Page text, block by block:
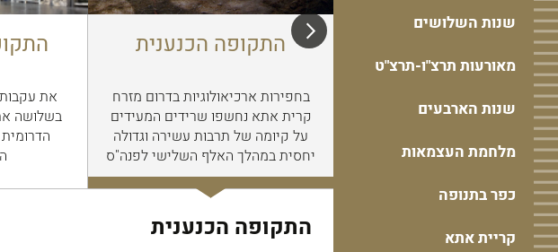
שנות השלושים
מאורעות תרצ"ו-תרצ"ט
שנות הארבעים
מלחמת העצמאות
כפר בתנופה
קריית אתא
התקופה הכנענית
בחפירות ארכיאולוגיות בדרום מזרח
קרית אתא נחשפו שרידים המעידים
על קיומה של תרבות עשירה וגדולה
יחסית במהלך האלף השלישי לפנה"ס
את עקבות
בשלושה
התקופה הכנענית